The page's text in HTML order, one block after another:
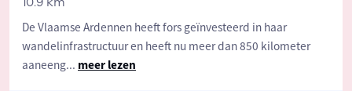
De Vlaamse Ardennen heeft fors geïnvesteerd in haar
wandelinfrastructuur en heeft nu meer dan 850 kilometer
aaneeng... meer lezen